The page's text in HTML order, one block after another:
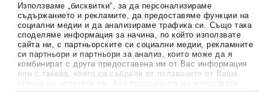
Използваме „бисквитки“, за да персонализираме
съдържанието и рекламите, да предоставяме функции на
социални медии и да анализираме трафика си. Също така
споделяме информация за начина, по който използвате
сайта ни, с партньорските си социални медии, рекламните
си партньори и партньори за анализ, които може да я
комбинират с друга предоставена им от Вас информация
или с такава, която са събрали от ползването от Ваша
страна на услугите им. Ако продължите да използвате
профилактика, лечение или лечение на човешки заболявания.
Консултирайте се с Вашия лекар, ако сте бременна, кърмите,
приемате лекарства или имате някакви здравословни проблеми,
преди да използвате някаква хранителна добавка. Непрекъснато се
стремим да ви предоставяме точна и валидна информация. Ако
имате някакви въпроси или коментари относно тях, моля свържете
се с нас.